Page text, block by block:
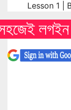
Lesson 1 |